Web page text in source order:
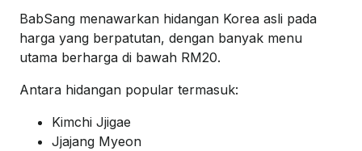
BabSang menawarkan hidangan Korea asli pada
harga yang berpatutan, dengan banyak menu
utama berharga di bawah RM20.
Antara hidangan popular termasuk:
Kimchi Jjigae
Jjajang Myeon